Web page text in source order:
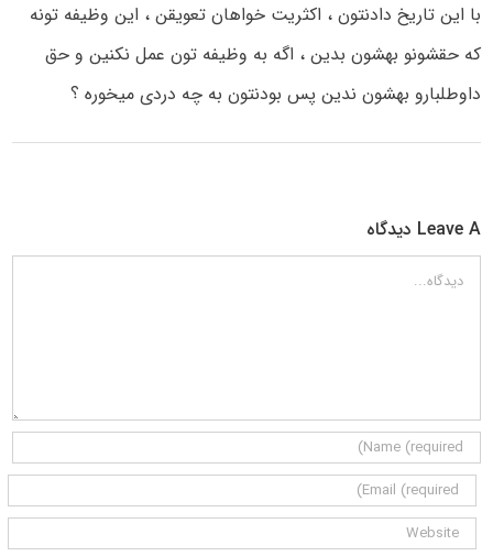
با این تاریخ دادنتون ، اکثریت خواهان تعویقن ، این وظیفه تونه
که حقشونو بهشون بدین ، اگه به وظیفه تون عمل نکنین و حق
داوطلبارو بهشون ندین پس بودنتون به چه دردی میخوره ؟
Leave A دیدگاه
دیدگاه